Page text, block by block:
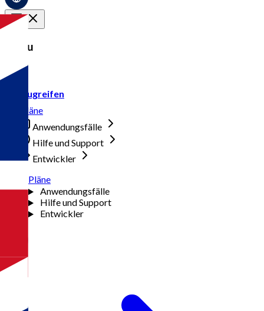
Menu
Zugreifen
Pläne
Anwendungsfälle
Hilfe und Support
Entwickler
Pläne
Anwendungsfälle
Hilfe und Support
Entwickler